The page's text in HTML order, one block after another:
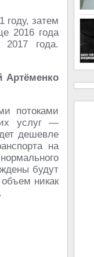
году, затем
2016 года
года.
Артёменко
потоками
услуг —
дешевле
на
будут
никак